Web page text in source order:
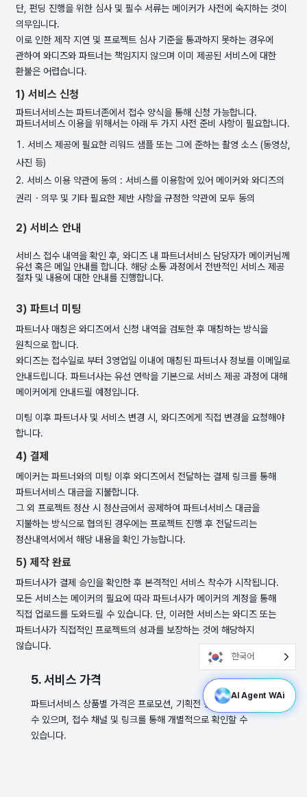
단, 펀딩 진행을 위한 심사 및 필수 서류는 메이커가 사전에 숙지하는 것이
의무입니다.
이로 인한 제작 지연 및 프로젝트 심사 기준을 통과하지 못하는 경우에
관하여 와디즈와 파트너는 책임지지 않으며 이미 제공된 서비스에 대한
환불은 어렵습니다.
1) 서비스 신청
파트너서비스는 파트너존에서 접수 양식을 통해 신청 가능합니다.
파트너서비스 이용을 위해서는 아래 두 가지 사전 준비 사항이 필요합니다.
서비스 제공에 필요한 리워드 샘플 또는 그에 준하는 촬영 소스 (동영상,
사진 등)
서비스 이용 약관에 동의 : 서비스를 이용함에 있어 메이커와 와디즈의
권리・의무 및 기타 필요한 제반 사항을 규정한 약관에 모두 동의
2) 서비스 안내
서비스 접수 내역을 확인 후, 와디즈 내 파트너서비스 담당자가 메이커님께
유선 혹은 메일 안내를 합니다. 해당 소통 과정에서 전반적인 서비스 제공
절차 및 내용에 대한 안내를 진행합니다.
3) 파트너 미팅
파트너사 매칭은 와디즈에서 신청 내역을 검토한 후 매칭하는 방식을
원칙으로 합니다.
와디즈는 접수일로 부터 3영업일 이내에 매칭된 파트너사 정보를 이메일로
안내드립니다. 파트너사는 유선 연락을 기본으로 서비스 제공 과정에 대해
메이커에게 안내드릴 예정입니다.
미팅 이후 파트너사 및 서비스 변경 시, 와디즈에게 직접 변경을 요청해야
합니다.
4) 결제
메이커는 파트너와의 미팅 이후 와디즈에서 전달하는 결제 링크를 통해
파트너서비스 대금을 지불합니다.
그 외 프로젝트 정산 시 정산금에서 공제하여 파트너서비스 대금을
지불하는 방식으로 협의된 경우에는 프로젝트 진행 후 전달드리는
정산내역서에서 해당 내용을 확인 가능합니다.
5) 제작 완료
파트너사가 결제 승인을 확인한 후 본격적인 서비스 착수가 시작됩니다.
모든 서비스는 메이커의 필요에 따라 파트너사가 메이커의 계정을 통해
직접 업로드를 도와드릴 수 있습니다. 단, 이러한 서비스는 와디즈 또는
파트너사가 직접적인 프로젝트의 성과를 보장하는 것에 해당하지
않습니다.
5. 서비스 가격
파트너서비스 상품별 가격은 프로모션, 기획전 등에 따라 변동될
수 있으며, 접수 채널 및 링크를 통해 개별적으로 확인할 수
있습니다.
AI Agent WAi
한국어